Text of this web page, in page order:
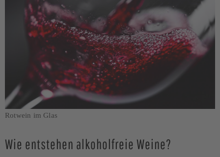
Rotwein im Glas
Wie entstehen alkoholfreie Weine?